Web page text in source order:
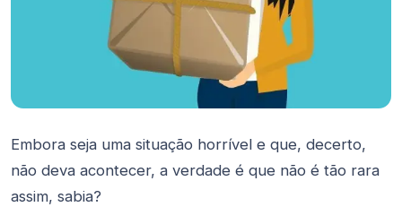
Embora seja uma situação horrível e que, decerto,
não deva acontecer, a verdade é que não é tão rara
assim, sabia?